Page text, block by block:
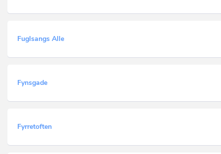
Fuglsangs Alle
Fynsgade
Fyrretoften